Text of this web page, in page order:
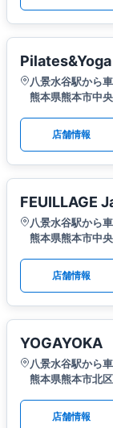
八景水谷駅から
熊本県熊本市中
店舗情報
FEUILLAGE
八景水谷駅から
熊本県熊本市中
店舗情報
YOGAYOKA
八景水谷駅から
熊本県熊本市北
店舗情報